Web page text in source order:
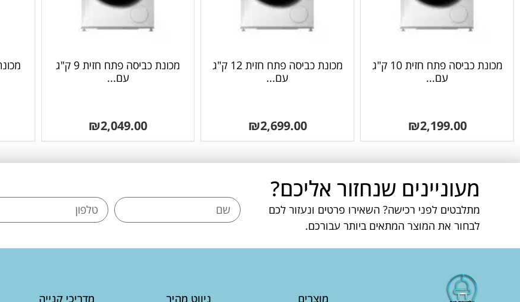
מכונת כביסה פתח חזית 10 ק"ג
עם...
₪2,199.00
מכונת כביסה פתח חזית 12 ק"ג
עם...
₪2,699.00
מכונת כביסה פתח חזית 9 ק"ג
עם...
₪2,049.00
מעוניינים שנחזור אליכם?
מתלבטים לפני רכישה? השאירו פרטים ונעזור לכם
לבחור את המוצר המתאים ביותר עבורכם.
מוצרים ניווט מהיר מדריכי קנייה